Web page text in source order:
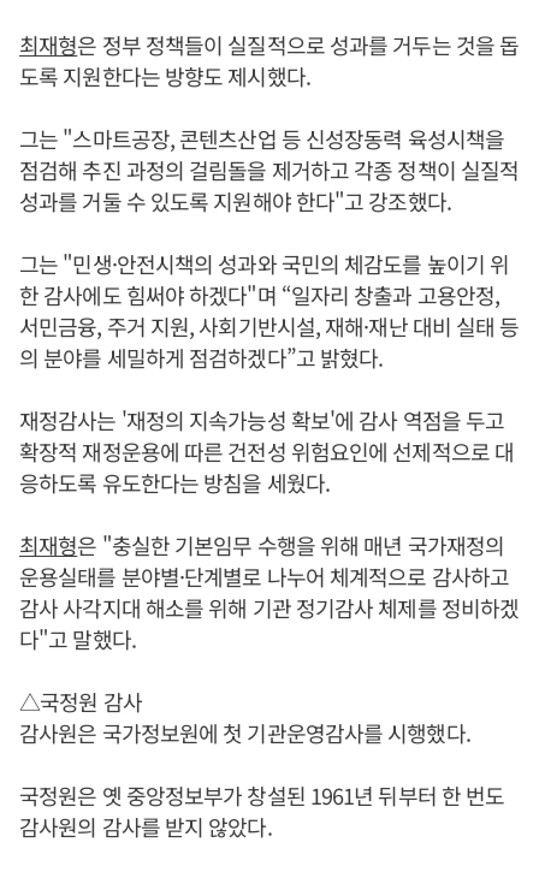
최재형은 정부 정책들이 실질적으로 성과를 거두는 것을 돕
도록 지원한다는 방향도 제시했다.
그는 "스마트공장, 콘텐츠산업 등 신성장동력 육성시책을
점검해 추진 과정의 걸림돌을 제거하고 각종 정책이 실질적
성과를 거둘 수 있도록 지원해야 한다"고 강조했다.
그는 "민생·안전시책의 성과와 국민의 체감도를 높이기 위
한 감사에도 힘써야 하겠다"며 “일자리 창출과 고용안정,
서민금융, 주거 지원, 사회기반시설, 재해·재난 대비 실태 등
의 분야를 세밀하게 점검하겠다”고 밝혔다.
재정감사는 '재정의 지속가능성 확보'에 감사 역점을 두고
확장적 재정운용에 따른 건전성 위험요인에 선제적으로 대
응하도록 유도한다는 방침을 세웠다.
최재형은 "충실한 기본임무 수행을 위해 매년 국가재정의
운용실태를 분야별·단계별로 나누어 체계적으로 감사하고
감사 사각지대 해소를 위해 기관 정기감사 체제를 정비하겠
다"고 말했다.
△국정원 감사
감사원은 국가정보원에 첫 기관운영감사를 시행했다.
국정원은 옛 중앙정보부가 창설된 1961년 뒤부터 한 번도
감사원의 감사를 받지 않았다.